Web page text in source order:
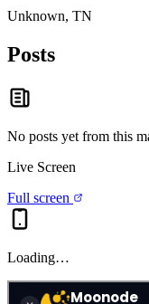
Unknown, TN
Posts
No posts yet from this
Live Screen
Full screen
Loading…